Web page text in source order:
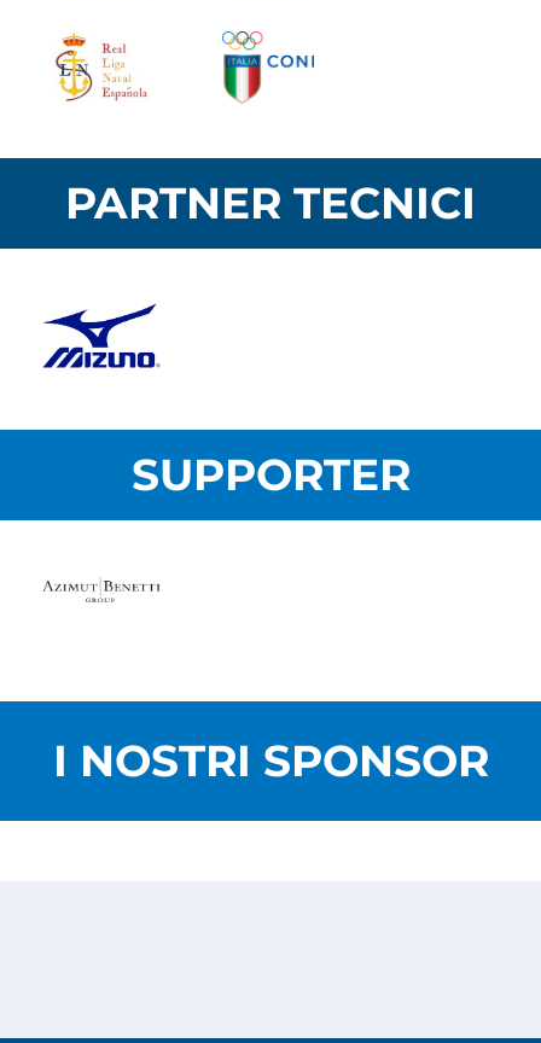
PARTNER TECNICI
SUPPORTER
I NOSTRI SPONSOR